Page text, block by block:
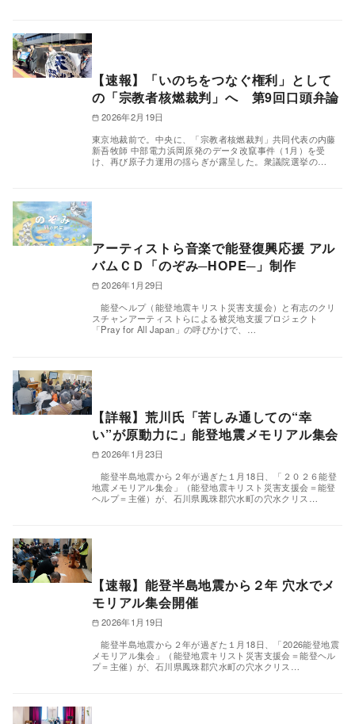
【速報】「いのちをつなぐ権利」として
の「宗教者核燃裁判」へ 第9回口頭弁論
2026年2月19日
東京地裁前で。中央に、「宗教者核燃裁判」共同代表の内藤
新吾牧師 中部電力浜岡原発のデータ改竄事件（1月）を受
け、再び原子力運用の揺らぎが露呈した。衆議院選挙の…
アーティストら音楽で能登復興応援 アル
バムＣＤ「のぞみ─HOPE─」制作
2026年1月29日
能登ヘルプ（能登地震キリスト災害支援会）と有志のクリ
スチャンアーティストらによる被災地支援プロジェクト
「Pray for All Japan」の呼びかけで、…
【詳報】荒川氏「苦しみ通しての“幸
い”が原動力に」能登地震メモリアル集会
2026年1月23日
能登半島地震から２年が過ぎた１月18日、「２０２６能登
地震メモリアル集会」（能登地震キリスト災害支援会＝能登
ヘルプ＝主催）が、石川県鳳珠郡穴水町の穴水クリス…
【速報】能登半島地震から２年 穴水でメ
モリアル集会開催
2026年1月19日
能登半島地震から２年が過ぎた１月18日、「2026能登地震
メモリアル集会」（能登地震キリスト災害支援会＝能登ヘル
プ＝主催）が、石川県鳳珠郡穴水町の穴水クリス…